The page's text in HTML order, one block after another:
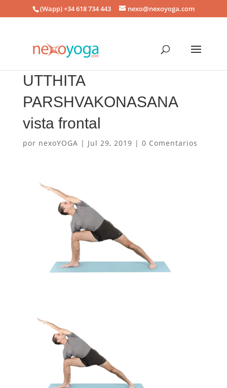
(Wapp) +34 618 734 443 nexo@nexoyoga.com
UTTHITA
PARSHVAKONASANA
vista frontal
por nexoYOGA | Jul 29, 2019 | 0 Comentarios